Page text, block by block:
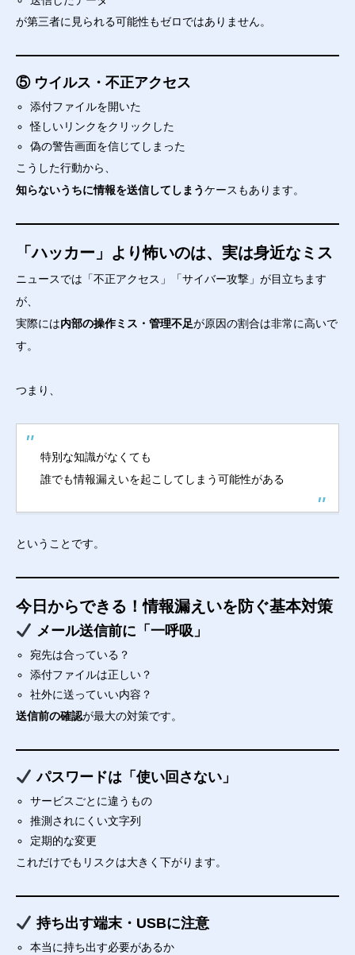
が第三者に見られる可能性もゼロではありません。
⑤ ウイルス・不正アクセス
添付ファイルを開いた
怪しいリンクをクリックした
偽の警告画面を信じてしまった
こうした行動から、
知らないうちに情報を送信してしまうケースもあります。
「ハッカー」より怖いのは、実は身近なミス
ニュースでは「不正アクセス」「サイバー攻撃」が目立ちます
が、
実際には内部の操作ミス・管理不足が原因の割合は非常に高いで
す。
つまり、
特別な知識がなくても
誰でも情報漏えいを起こしてしまう可能性がある
ということです。
今日からできる！情報漏えいを防ぐ基本対策
メール送信前に「一呼吸」
宛先は合っている？
添付ファイルは正しい？
社外に送っていい内容？
送信前の確認が最大の対策です。
パスワードは「使い回さない」
サービスごとに違うもの
推測されにくい文字列
定期的な変更
これだけでもリスクは大きく下がります。
持ち出す端末・USBに注意
本当に持ち出す必要があるか